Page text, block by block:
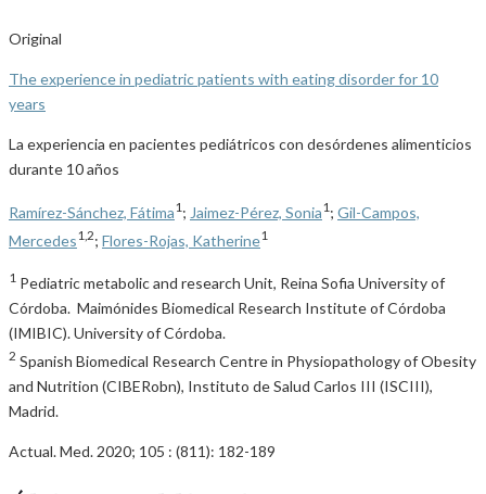
Original
The experience in pediatric patients with eating disorder for 10
years
La experiencia en pacientes pediátricos con desórdenes alimenticios
durante 10 años
Ramírez-Sánchez, Fátima1 ; Jaimez-Pérez, Sonia1 ; Gil-Campos,
Mercedes1,2; Flores-Rojas, Katherine1
1 Pediatric metabolic and research Unit, Reina Sofia University of
Córdoba. Maimónides Biomedical Research Institute of Córdoba
(IMIBIC). University of Córdoba.
2 Spanish Biomedical Research Centre in Physiopathology of Obesity
and Nutrition (CIBERobn), Instituto de Salud Carlos III (ISCIII),
Madrid.
Actual. Med. 2020; 105 : (811): 182-189